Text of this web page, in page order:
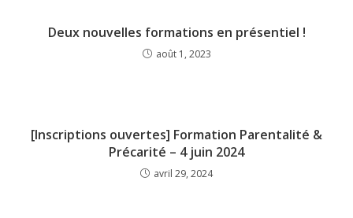
Deux nouvelles formations en présentiel !
août 1, 2023
[Inscriptions ouvertes] Formation Parentalité &
Précarité – 4 juin 2024
avril 29, 2024